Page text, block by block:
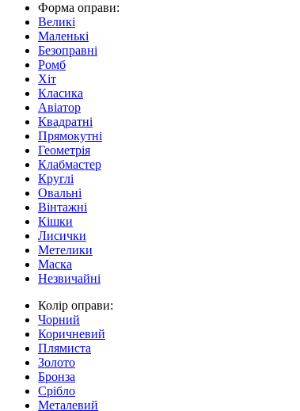
Форма оправи:
Великі
Маленькі
Безоправні
Ромб
Хіт
Класика
Авіатор
Квадратні
Прямокутні
Геометрія
Клабмастер
Круглі
Овальні
Вінтажні
Кішки
Лисички
Метелики
Маска
Незвичайні
Колір оправи:
Чорний
Коричневий
Плямиста
Золото
Бронза
Срібло
Металевий